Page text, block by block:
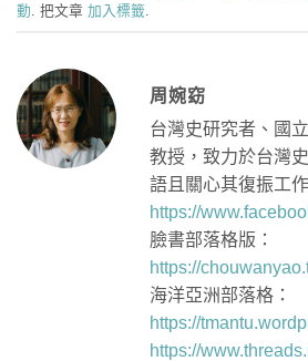
動 . 把文章 加入標籤
周婉窈
台灣史研究者、國
教授，致力於台灣
語且關心其復振工
https://
臉書部落格版：
https://
海洋亞洲部落格：
https://
https://